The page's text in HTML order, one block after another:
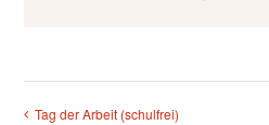
Tag der Arbeit (schulfrei)